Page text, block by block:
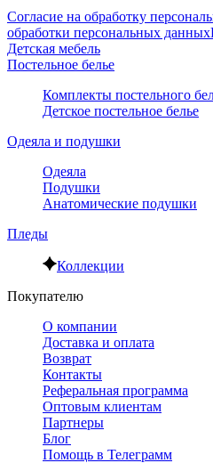
Согласие на обработку
обработки персональных данных
Детская мебель
Постельное белье
Комплекты постельного
Детское постельное белье
Одеяла и подушки
Одеяла
Подушки
Анатомические подушки
Пледы
Коллекции
Покупателю
О компании
Доставка и оплата
Возврат
Контакты
Реферальная программа
Оптовым клиентам
Партнеры
Блог
Помощь в Телеграмм